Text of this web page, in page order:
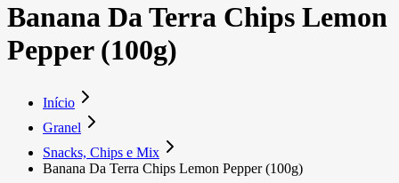
Banana Da Terra Chips Lemon
Pepper (100g)
Início
Granel
Snacks, Chips e Mix
Banana Da Terra Chips Lemon Pepper (100g)